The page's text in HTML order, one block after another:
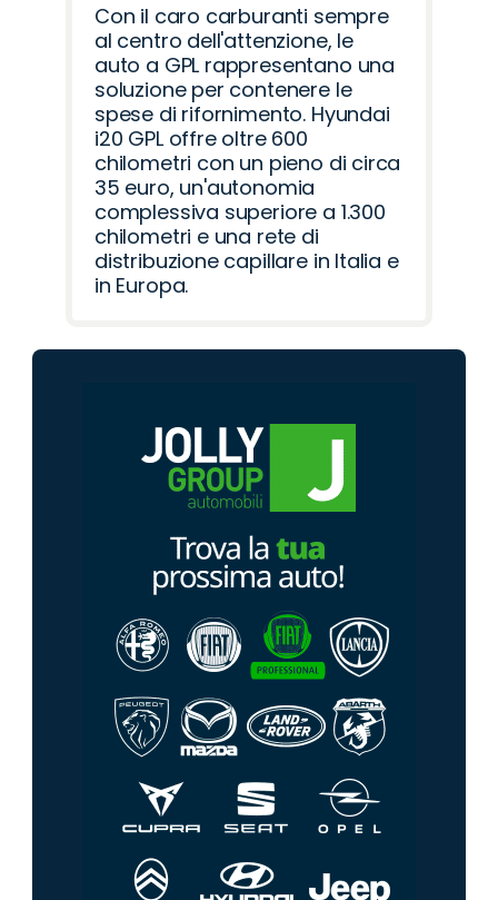
Con il caro carburanti sempre
al centro dell'attenzione, le
auto a GPL rappresentano una
soluzione per contenere le
spese di rifornimento. Hyundai
i20 GPL offre oltre 600
chilometri con un pieno di circa
35 euro, un'autonomia
complessiva superiore a 1.300
chilometri e una rete di
distribuzione capillare in Italia e
in Europa.